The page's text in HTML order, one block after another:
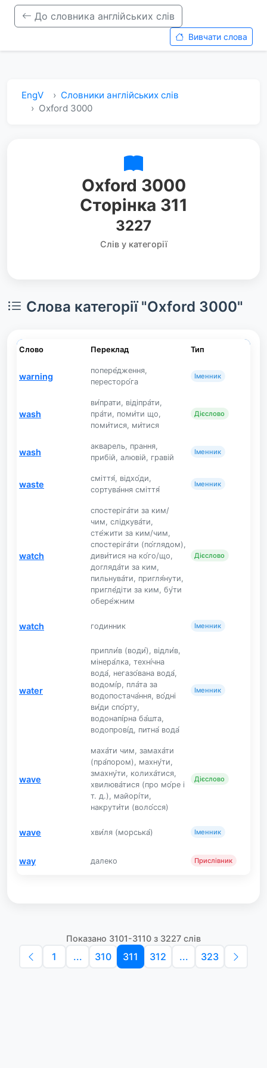
До словника англійських слів
Вивчати слова
EngV
Словники англійських слів
Oxford 3000
Oxford 3000
Сторінка 311
3227
Слів у категорії
Слова категорії "Oxford 3000"
Слово Переклад Тип
warning
попере́дження,
пересторо́га
Іменник
wash
ви́прати, відіпра́ти,
пра́ти, поми́ти що,
поми́тися, ми́тися
Дієслово
wash
акварель, прання,
прибій, алювій, гравій
Іменник
waste
сміття́, відхо́ди,
сортува́ння сміття́
Іменник
watch
спостеріга́ти за ким/
чим, слідкува́ти,
сте́жити за ким/чим,
спостеріга́ти (по́глядом),
диви́тися на ко́го/що,
догляда́ти за ким,
пильнува́ти, пригля́нути,
пригле́діти за ким, бу́ти
обере́жним
Дієслово
watch годинник Іменник
water
припли́в (води́), відли́в,
мінера́лка, техні́чна
вода́, негазо́вана вода́,
водомі́р, пла́та за
водопостача́ння, во́дні
ви́ди спо́рту,
водонапі́рна ба́шта,
водопрові́д, питна́ вода́
Іменник
wave
маха́ти чим, замаха́ти
(пра́пором), махну́ти,
змахну́ти, колиха́тися,
хвилюва́тися (про мо́ре і
т. д.), майорі́ти,
накрути́ти (воло́сся)
Дієслово
wave хви́ля (морська́) Іменник
way далеко Прислівник
Показано 3101-3110 з 3227 слів
1 ... 310 311 312 ... 323